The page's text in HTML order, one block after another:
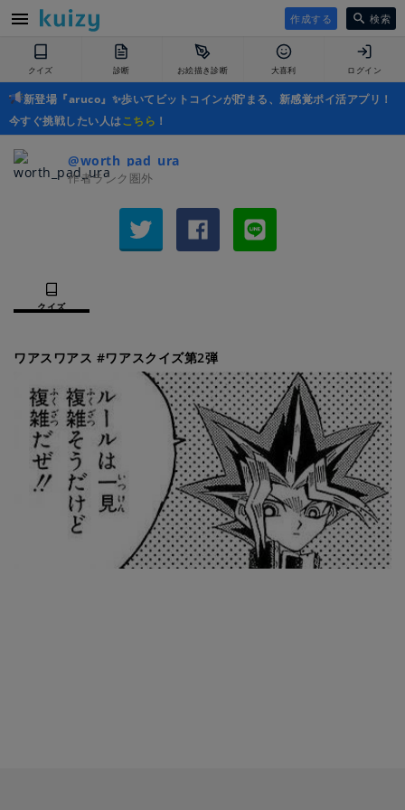
作成する 検索
クイズ 診断 お絵描き診断 大喜利 ログイン
新登場『aruco』✨歩いてビットコインが貯まる、新感覚ポイ活アプリ！
今すぐ挑戦したい人はこちら ！
@worth_pad_ura
作者ランク圏外
クイズ
ワアスワアス #ワアスクイズ第2弾